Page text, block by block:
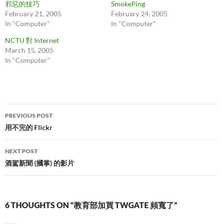
邪惡的技巧
February 21, 2005
In "Computer"
SmokePing
February 24, 2005
In "Computer"
NCTU 對 Internet
March 15, 2005
In "Computer"
Post
navigation
PREVIOUS POST
用不完的 Flickr
NEXT POST
酒駕新聞 (摑掌) 的影片
6 THOUGHTS ON “教育部加買 TWGATE 頻寬了”